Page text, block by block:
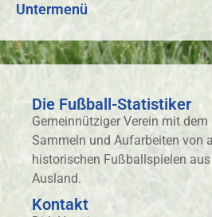
Untermenü
Die Fußball-Statistiker
Gemeinnütziger Verein mit dem
Sammeln und Aufarbeiten von
historischen Fußballspielen aus
Ausland.
Kontakt